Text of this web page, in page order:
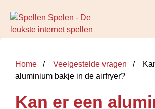
Home Veelgestelde vragen
aluminium bakje in de airfryer?
Kan er een